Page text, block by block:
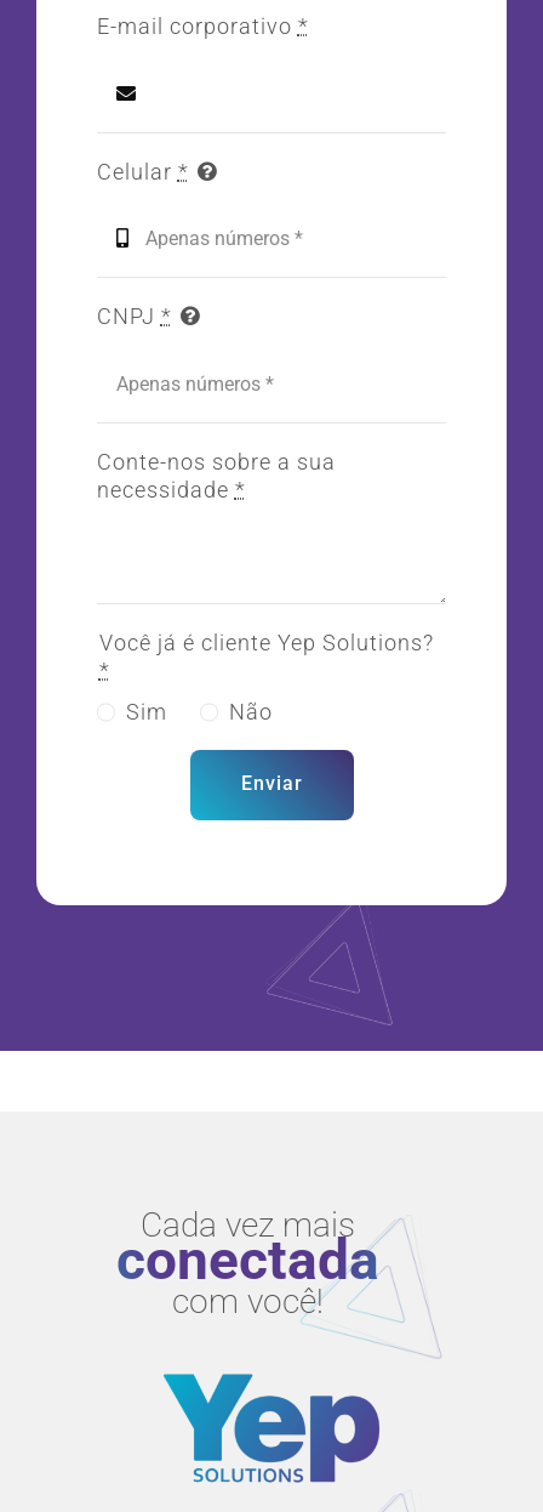
E-mail corporativo *
Celular *
CNPJ *
Conte-nos sobre a sua
necessidade *
Você já é cliente Yep Solutions?
*
Sim
Não
Enviar
Cada vez mais
conectada
com você!